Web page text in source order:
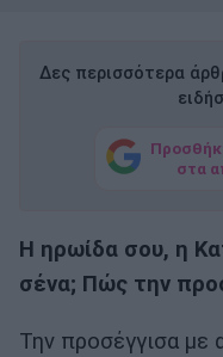
Δες περισσότερα
στα
Η ηρωίδα σου, η
σένα; Πώς την
Την προσέγγισα με